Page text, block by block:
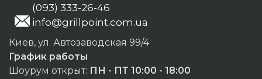
(093) 333-26-46
info@grillpoint.com.ua
Киев, ул. Автозаводская 99/4
График работы
Шоурум открыт: ПН - ПТ 10:00 - 18:00